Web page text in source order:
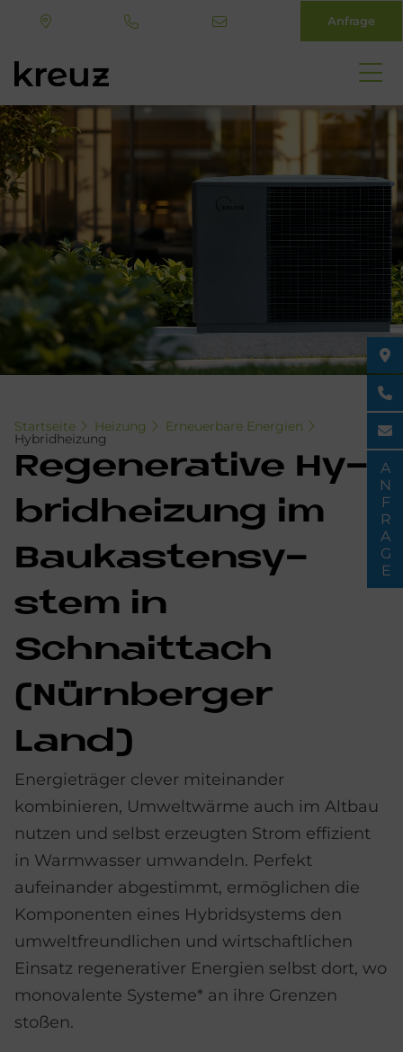
Direkt
zum
Inhalt
Anfrage
Startseite Heizung Erneuerbare Energien
Hybridheizung
Re­ge­ne­ra­ti­ve Hy­
brid­hei­zung im
Bau­ka­sten­sy­
stem in
Schnaittach
(Nürn­ber­ger
Land)
Energieträger clever miteinander
kombinieren, Umweltwärme auch im Altbau
nutzen und selbst erzeugten Strom effizient
in Warmwasser umwandeln. Perfekt
aufeinander abgestimmt, ermöglichen die
Komponenten eines Hybridsystems den
umweltfreundlichen und wirtschaftlichen
Einsatz regenerativer Energien selbst dort, wo
monovalente Systeme* an ihre Grenzen
stoßen.
ANFRAGE